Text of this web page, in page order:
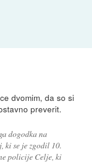
dvomim, da so si
preverit.
dogodka na
ki se je zgodil 10.
policije Celje, ki